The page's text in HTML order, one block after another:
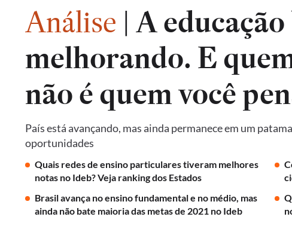
Análise | A
melhorando. E
não é quem você
País está avançando, mas ainda permanece em um
oportunidades
Quais redes de ensino particulares tiveram melhores
notas no Ideb? Veja ranking dos Estados
Brasil avança no ensino fundamental e no médio, mas
ainda não bate maioria das metas de 2021 no Ideb